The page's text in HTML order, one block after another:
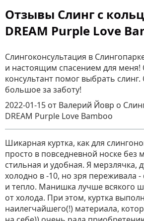
Отзывы Cлинг с
DREAM Purple Love
Слингоконсультация в
и настоящим спасением для меня!
консультант помог выбрать
большое за заботу!
2022-01-15 от Валерий Йовр о
DREAM Purple Love Bamboo
Шикарная куртка, как для
просто в повседневной носке
стильная и удобная. Я мерзлячка,
холодно в -10, но зря переживала
и тепло. Манишка лучше всякого
от холода. При этом, куртка
наилегчайшего(!) материала,